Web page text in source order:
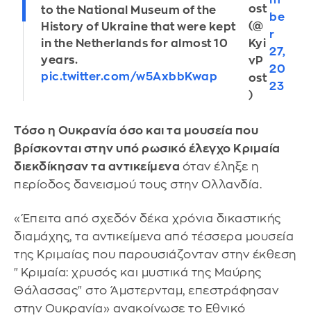
to the National Museum of the
History of Ukraine that were kept
in the Netherlands for almost 10
years.
pic.twitter.com/w5AxbbKwap
ost
(@
Kyi
vP
ost
)
be
r
27,
20
23
Τόσο η Ουκρανία όσο και τα μουσεία που
βρίσκονται στην υπό ρωσικό έλεγχο Κριμαία
διεκδίκησαν τα αντικείμενα όταν έληξε η
περίοδος δανεισμού τους στην Ολλανδία.
«Έπειτα από σχεδόν δέκα χρόνια δικαστικής
διαμάχης, τα αντικείμενα από τέσσερα μουσεία
της Κριμαίας που παρουσιάζονταν στην έκθεση
"Κριμαία: χρυσός και μυστικά της Μαύρης
Θάλασσας" στο Άμστερνταμ, επεστράφησαν
στην Ουκρανία» ανακοίνωσε το Εθνικό